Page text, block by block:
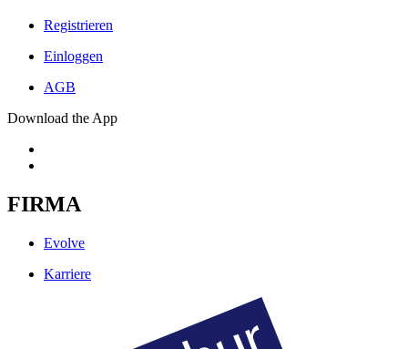
Registrieren
Einloggen
AGB
Download the App
FIRMA
Evolve
Karriere